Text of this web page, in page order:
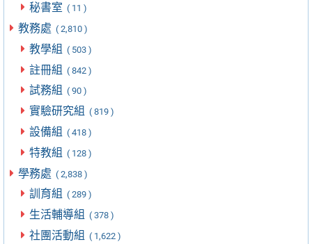
秘書室 ( 11 )
教務處 ( 2,810 )
教學組 ( 503 )
註冊組 ( 842 )
試務組 ( 90 )
實驗研究組 ( 819 )
設備組 ( 418 )
特教組 ( 128 )
學務處 ( 2,838 )
訓育組 ( 289 )
生活輔導組 ( 378 )
社團活動組 ( 1,622 )